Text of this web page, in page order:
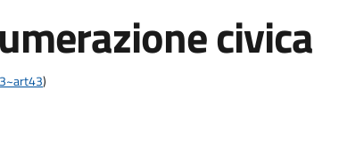
civica
)